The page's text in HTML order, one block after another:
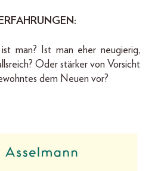
man? Ist man eher neugierig,
Oder stärker von Vorsicht
dem Neuen vor?